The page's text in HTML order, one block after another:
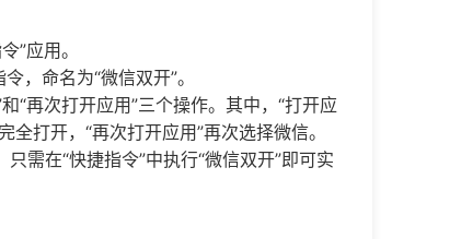
”应用。
，命名为“微信双开”。
“再次打开应用”三个操作。其中，“打开应
打开，“再次打开应用”再次选择微信。
需在“快捷指令”中执行“微信双开”即可实